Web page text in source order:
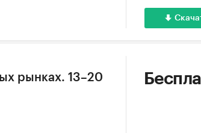
рынках. 13–20